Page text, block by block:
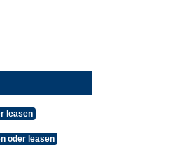
leasen
oder leasen